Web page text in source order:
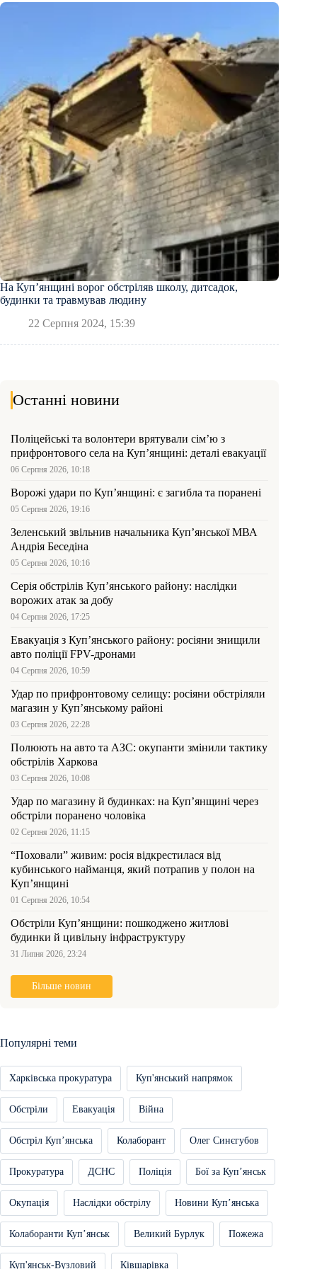
На Купʼянщині ворог обстріляв школу, дитсадок,
будинки та травмував людину
22 Серпня 2024, 15:39
Останні новини
Поліцейські та волонтери врятували сім’ю з
прифронтового села на Куп’янщині: деталі евакуації
06 Серпня 2026, 10:18
Ворожі удари по Куп’янщині: є загибла та поранені
05 Серпня 2026, 19:16
Зеленський звільнив начальника Купʼянської МВА
Андрія Беседіна
05 Серпня 2026, 10:16
Серія обстрілів Куп’янського району: наслідки
ворожих атак за добу
04 Серпня 2026, 17:25
Евакуація з Куп’янського району: росіяни знищили
авто поліції FPV-дронами
04 Серпня 2026, 10:59
Удар по прифронтовому селищу: росіяни обстріляли
магазин у Куп’янському районі
03 Серпня 2026, 22:28
Полюють на авто та АЗС: окупанти змінили тактику
обстрілів Харкова
03 Серпня 2026, 10:08
Удар по магазину й будинках: на Куп’янщині через
обстріли поранено чоловіка
02 Серпня 2026, 11:15
“Поховали” живим: росія відкрестилася від
кубинського найманця, який потрапив у полон на
Куп’янщині
01 Серпня 2026, 10:54
Обстріли Куп’янщини: пошкоджено житлові
будинки й цивільну інфраструктуру
31 Липня 2026, 23:24
Більше новин
Популярні теми
Харківська прокуратура Куп'янський напрямок
Обстріли Евакуація Війна
Обстріл Купʼянська Колаборант Олег Синєгубов
Прокуратура ДСНС Поліція Бої за Купʼянськ
Окупація Наслідки обстрілу Новини Купʼянська
Колаборанти Купʼянськ Великий Бурлук Пожежа
Куп'янськ-Вузловий Ківшарівка